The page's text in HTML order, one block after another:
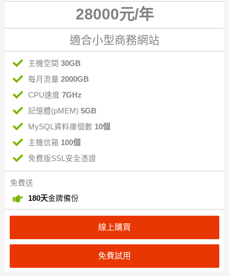
28000元/年
適合小型商務網站
主機空間 30GB
每月流量 2000GB
CPU速度 7GHz
記憶體(pMEM) 5GB
MySQL資料庫個數 10個
主機信箱 100個
免費版SSL安全憑證
免費送
180天金牌備份
線上購買
免費試用